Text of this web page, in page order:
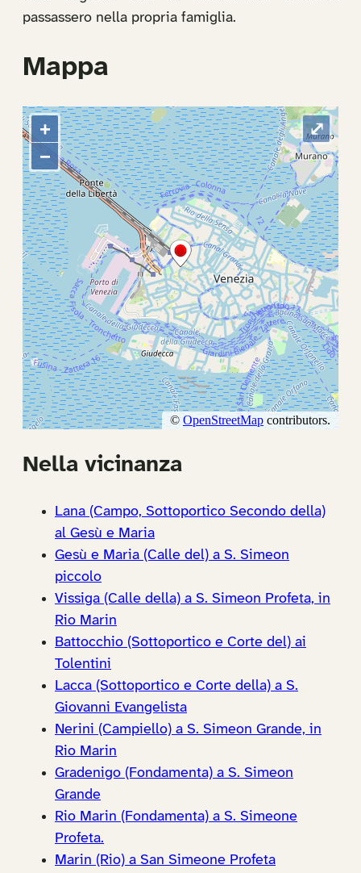
passassero nella propria famiglia.
Mappa
Nella vicinanza
Lana (Campo, Sottoportico Secondo della)
al Gesù e Maria
Gesù e Maria (Calle del) a S. Simeon
piccolo
Vissiga (Calle della) a S. Simeon Profeta, in
Rio Marin
Battocchio (Sottoportico e Corte del) ai
Tolentini
Lacca (Sottoportico e Corte della) a S.
Giovanni Evangelista
Nerini (Campiello) a S. Simeon Grande, in
Rio Marin
Gradenigo (Fondamenta) a S. Simeon
Grande
Rio Marin (Fondamenta) a S. Simeone
Profeta.
Marin (Rio) a San Simeone Profeta